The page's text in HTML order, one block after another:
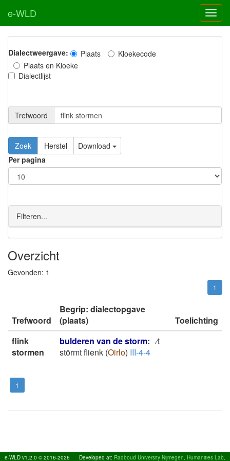
e-WLD
Dialectweergave: Plaats
Kloekecode
Plaats en Kloeke
Dialectlijst
Trefwoord
Download
Per pagina
Filteren...
Overzicht
Gevonden: 1
1
Trefwoord
Begrip: dialectopgave
(plaats)
Toelichting
flink
stormen
bulderen van de storm: ⁄t
störmt flienk (Oirlo) III-4-4
1
e-WLD v1.2.0 © 2016-2026 Developed at: Radboud University Nijmegen, Humanities Lab,